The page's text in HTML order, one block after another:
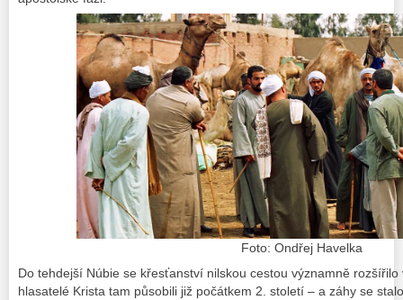
Foto: Ondřej Havelka
Do tehdejší Núbie se křesťanství nilskou cestou významně
hlasatelé Krista tam působili již počátkem 2. století – a záhy se